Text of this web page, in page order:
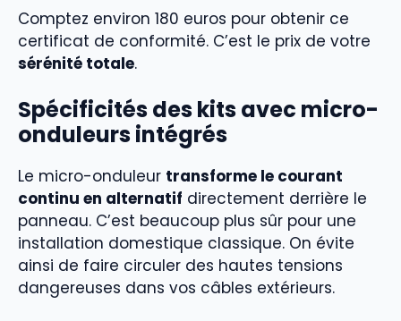
Comptez environ 180 euros pour obtenir ce
certificat de conformité. C’est le prix de votre
sérénité totale.
Spécificités des kits avec micro-
onduleurs intégrés
Le micro-onduleur transforme le courant
continu en alternatif directement derrière le
panneau. C’est beaucoup plus sûr pour une
installation domestique classique. On évite
ainsi de faire circuler des hautes tensions
dangereuses dans vos câbles extérieurs.